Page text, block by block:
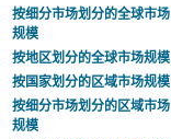
按细分市场划分的全球市场
规模
按地区划分的全球市场规模
按国家划分的区域市场规模
按细分市场划分的区域市场
规模